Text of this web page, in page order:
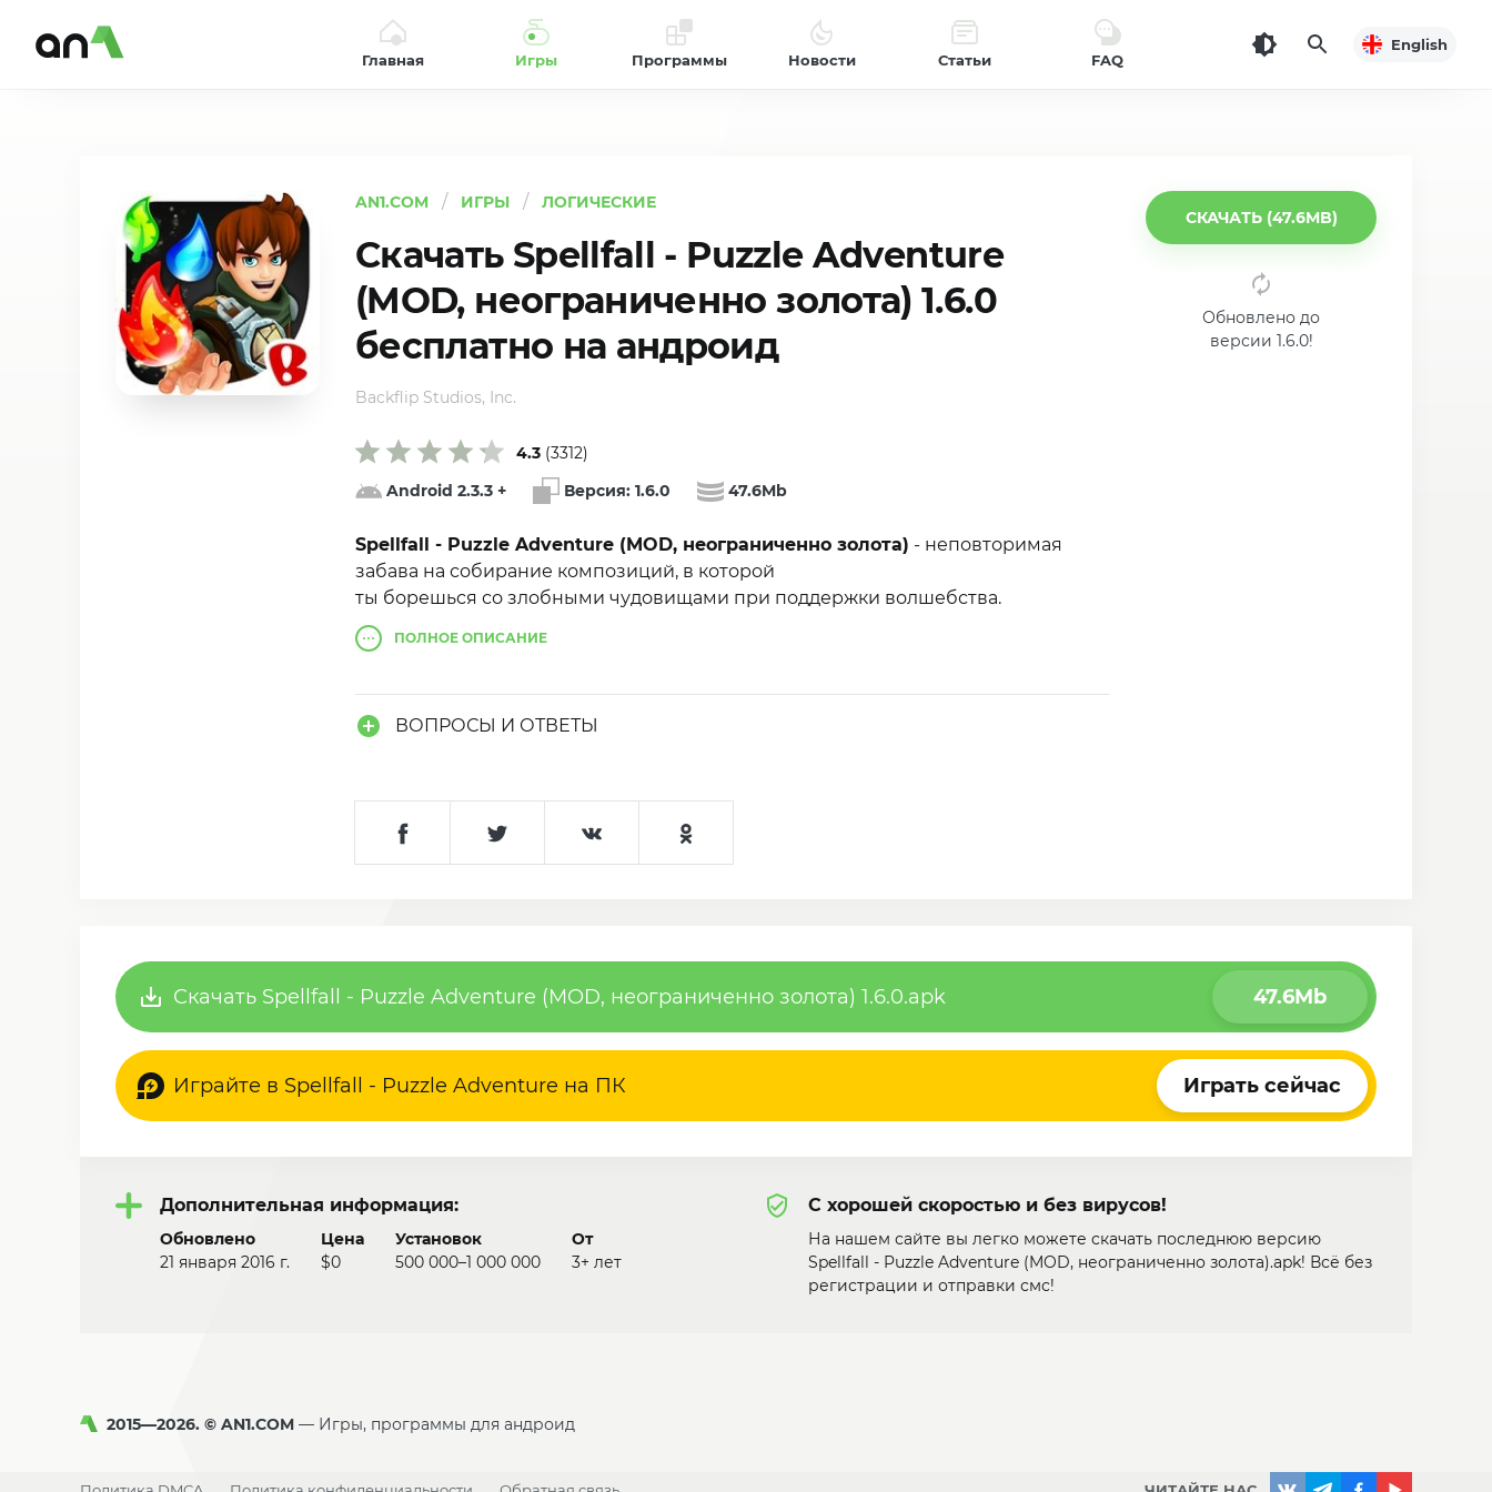
Главная Игры Программы Новости Статьи FAQ
English
AN1.COM ИГРЫ ЛОГИЧЕСКИЕ
Скачать Spellfall - Puzzle Adventure
(MOD, неограниченно золота) 1.6.0
бесплатно на андроид
Android 2.3.3 + Версия: 1.6.0 47.6Mb
СКАЧАТЬ (47.6MB)
Обновлено до
версии 1.6.0!
Backflip Studios, Inc.
Spellfall - Puzzle Adventure (MOD, неограниченно золота) - неповторимая
забава на собирание композиций, в которой
ты борешься со злобными чудовищами при поддержки волшебства.
ПОЛНОЕ ОПИСАНИЕ
ВОПРОСЫ И ОТВЕТЫ
4.3 (3312)
Скачать Spellfall - Puzzle Adventure (MOD, неограниченно золота) 1.6.0.apk 47.6Mb
Играйте в Spellfall - Puzzle Adventure на ПК Играть сейчас
Дополнительная информация:
Обновлено
21 января 2016 г.
Цена
$0
Установок
500 000–1 000 000
От
3+ лет
С хорошей скоростью и без вирусов!
На нашем сайте вы легко можете скачать последнюю версию
Spellfall - Puzzle Adventure (MOD, неограниченно золота).apk! Всё без
регистрации и отправки смс!
2015—2026. © AN1.COM Игры, программы для андроид